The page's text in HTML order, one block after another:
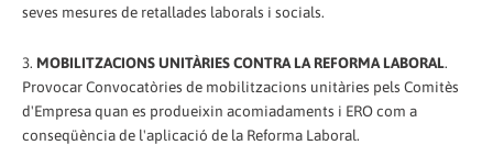
seves mesures de retallades laborals i socials.
3. MOBILITZACIONS UNITÀRIES CONTRA LA REFORMA LABORAL.
Provocar Convocatòries de mobilitzacions unitàries pels Comitès
d'Empresa quan es produeixin acomiadaments i ERO com a
conseqüència de l'aplicació de la Reforma Laboral.